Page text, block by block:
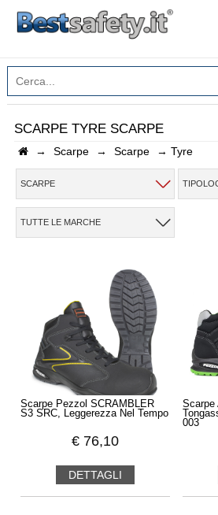
INSERISCI IL NOME DEL
CERCANDO
CHIUDI
SCARPE TYRE SCARPE
→ Scarpe → Scarpe → Tyre
SCARPE
TUTTE LE MARCHE
Scarpe Pezzol SCRAMBLER
S3 SRC, Leggerezza Nel Tempo
€ 76,10
DETTAGLI
Scarpe
003